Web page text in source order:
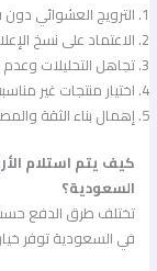
الترويج العشوائي
الاعتماد على نسخ
تجاهل التحليلات وعدم
اختيار منتجات غير
إهمال بناء الثقة
كيف يتم استلام
السعودية؟
تختلف طرق الدفع
في السعودية توفر